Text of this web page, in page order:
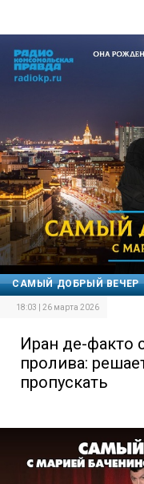
САМЫЙ ДОБРЫЙ ВЕЧЕР
18:03 | 26 марта 2026
Иран де-факто
пролива:
пропускать